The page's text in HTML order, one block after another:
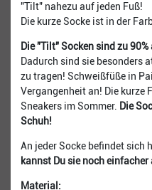
"Tilt" nahezu auf jeden Fuß!
Die kurze Socke ist in der
Die "Tilt" Socken sind zu
Dadurch sind sie besonders
zu tragen! Schweißfüße in
Vergangenheit an! Die kurze
Sneakers im Sommer. Die
Schuh!
An jeder Socke befindet sich
kannst Du sie noch einfacher
Material: